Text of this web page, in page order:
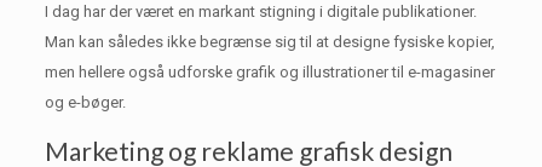
I dag har der været en markant stigning i digitale publikationer.
Man kan således ikke begrænse sig til at designe fysiske kopier,
men hellere også udforske grafik og illustrationer til e-magasiner
og e-bøger.
Marketing og reklame grafisk design